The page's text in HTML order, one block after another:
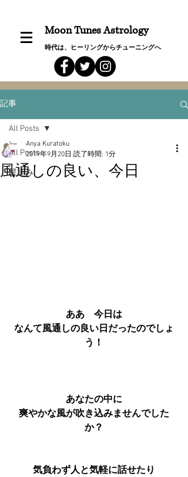
Moon Tunes Astrology
時代は、ヒーリングからチューニングへ
記事
All Posts
星詠み
All Posts
風通しの良い、今日
Anya Kuratoku
2019年9月20日 読了時間: 1分
ああ　今日は
なんて風通しの良い日だったのでしょ
う！
あなたの中に
爽やかな風が吹き込みませんでした
か？
気負わず人と気軽に話せたり